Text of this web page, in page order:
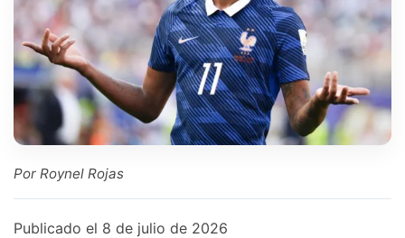
Por Roynel Rojas
Publicado el 8 de julio de 2026